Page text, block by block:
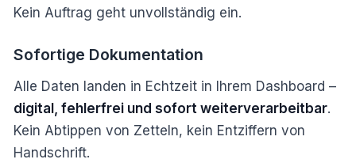
Kein Auftrag geht unvollständig ein.
Sofortige Dokumentation
Alle Daten landen in Echtzeit in Ihrem Dashboard –
digital, fehlerfrei und sofort weiterverarbeitbar.
Kein Abtippen von Zetteln, kein Entziffern von
Handschrift.